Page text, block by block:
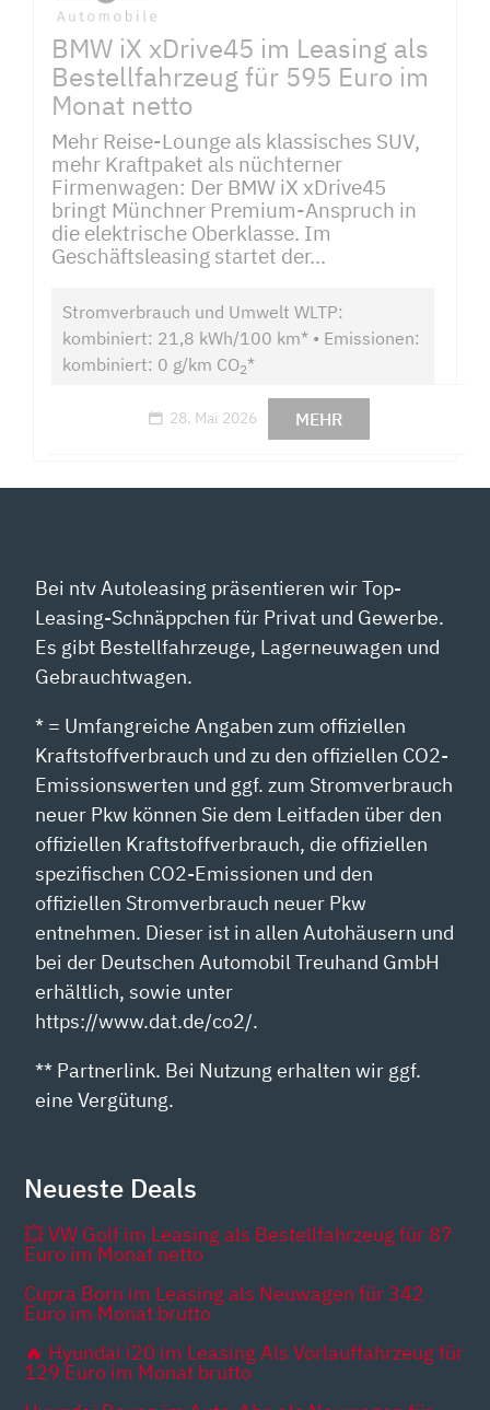
BMW iX xDrive45 im Leasing als
Bestellfahrzeug für 595 Euro im
Monat netto
Mehr Reise-Lounge als klassisches SUV,
mehr Kraftpaket als nüchterner
Firmenwagen: Der BMW iX xDrive45
bringt Münchner Premium-Anspruch in
die elektrische Oberklasse. Im
Geschäftsleasing startet der...
Stromverbrauch und Umwelt WLTP:
kombiniert: 21,8 kWh/100 km* • Emissionen:
kombiniert: 0 g/km CO2*
28. Mai 2026 MEHR
Bei ntv Autoleasing präsentieren wir Top-
Leasing-Schnäppchen für Privat und Gewerbe.
Es gibt Bestellfahrzeuge, Lagerneuwagen und
Gebrauchtwagen.
* = Umfangreiche Angaben zum offiziellen
Kraftstoffverbrauch und zu den offiziellen CO2-
Emissionswerten und ggf. zum Stromverbrauch
neuer Pkw können Sie dem Leitfaden über den
offiziellen Kraftstoffverbrauch, die offiziellen
spezifischen CO2-Emissionen und den
offiziellen Stromverbrauch neuer Pkw
entnehmen. Dieser ist in allen Autohäusern und
bei der Deutschen Automobil Treuhand GmbH
erhältlich, sowie unter
https://www.dat.de/co2/.
** Partnerlink. Bei Nutzung erhalten wir ggf.
eine Vergütung.
Neueste Deals
💥 VW Golf im Leasing als Bestellfahrzeug für 87
Euro im Monat netto
Cupra Born im Leasing als Neuwagen für 342
Euro im Monat brutto
🔥 Hyundai i20 im Leasing Als Vorlauffahrzeug für
129 Euro im Monat brutto